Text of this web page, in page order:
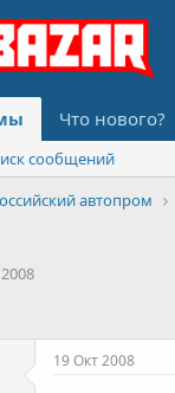
Что нового?
сообщений
автопром
19 Окт 2008